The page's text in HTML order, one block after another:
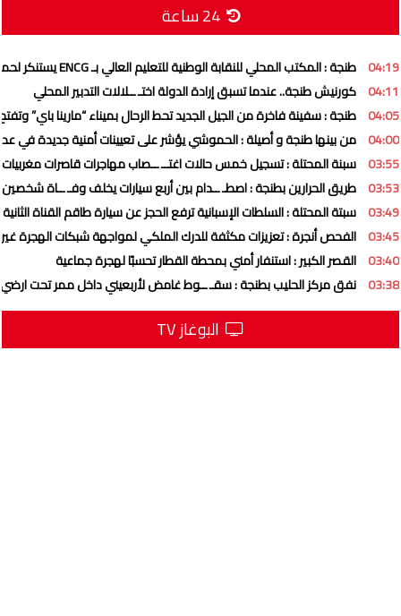
24 ساعة
04:19 طنجة : المكتب المحلي للنقابة الوطنية للتعليم العالي بـ ENCG يستنكر لحملة ممنهجة تستهدف المؤسسة وهيئاتها التمثيلية
04:11 كورنيش طنجة.. عندما تسبق إرادة الدولة اختـ ــلالات التدبير المحلي
04:05 طنجة : سفينة فاخرة من الجيل الجديد تحط الرحال بميناء “مارينا باي”
04:00 من بينها طنجة و أصيلة : الحموشي يؤشر على تعيينات أمنية جديدة في
03:55 سبنة المحتلة : تسجيل خمس حالات اغتــ ــصاب مهاجرات قاصرات مغربيات
03:53 طريق الحرارين بطنجة : اصطـ ــدام بين أربع سيارات يخلف وفـ ــاة شخصين
03:49 سبتة المحتلة : السلطات الإسبانية ترفع الحجز عن سيارة طاقم القناة
03:45 الفحص أنجرة : تعزيزات مكثفة للدرك الملكي لمواجهة شبكات الهجرة غير
03:40 القصر الكبير : استنفار أمني بمحطة القطار تحسبًا لهجرة جماعية
03:38 نفق مركز الحليب بطنجة : سقـ ــوط غامض لأربعيني داخل ممر تحت ارضي
البوغاز TV